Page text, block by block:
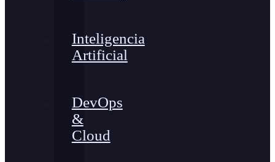
Inteligencia
Artificial
DevOps
&
Cloud